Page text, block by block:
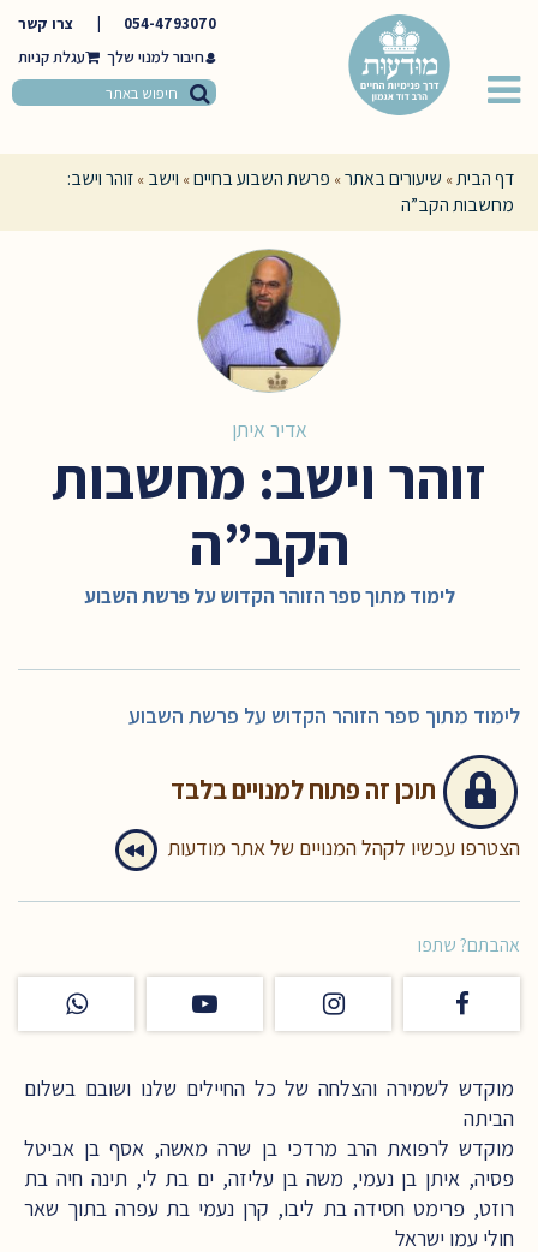
054-4793070
צרו קשר
חיבור למנוי שלך
דף הבית» שיעורים באתר» פרשת השבוע בחיים» וישב » זוהר וישב:
מחשבות הקב”ה
אדיר איתן
זוהר וישב: מחשבות
הקב”ה
לימוד מתוך ספר הזוהר הקדוש על פרשת השבוע
לימוד מתוך ספר הזוהר הקדוש על פרשת השבוע
תוכן זה פתוח למנויים בלבד
הצטרפו עכשיו לקהל המנויים של אתר מודעות
אהבתם? שתפו
מוקדש לשמירה והצלחה של כל החיילים שלנו ושובם בשלום
הביתה
מוקדש לרפואת הרב מרדכי בן שרה מאשה, אסף בן אביטל
פסיה, איתן בן נעמי, משה בן עליזה, ים בת לי, תינה חיה בת
רוזט, פרימט חסידה בת ליבו, קרן נעמי בת עפרה בתוך שאר
חולי עמו ישראל